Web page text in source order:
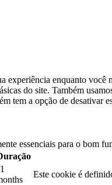
experiência enquanto
do site. Também
tem a opção de desativar
essenciais para o bom
Este cookie é